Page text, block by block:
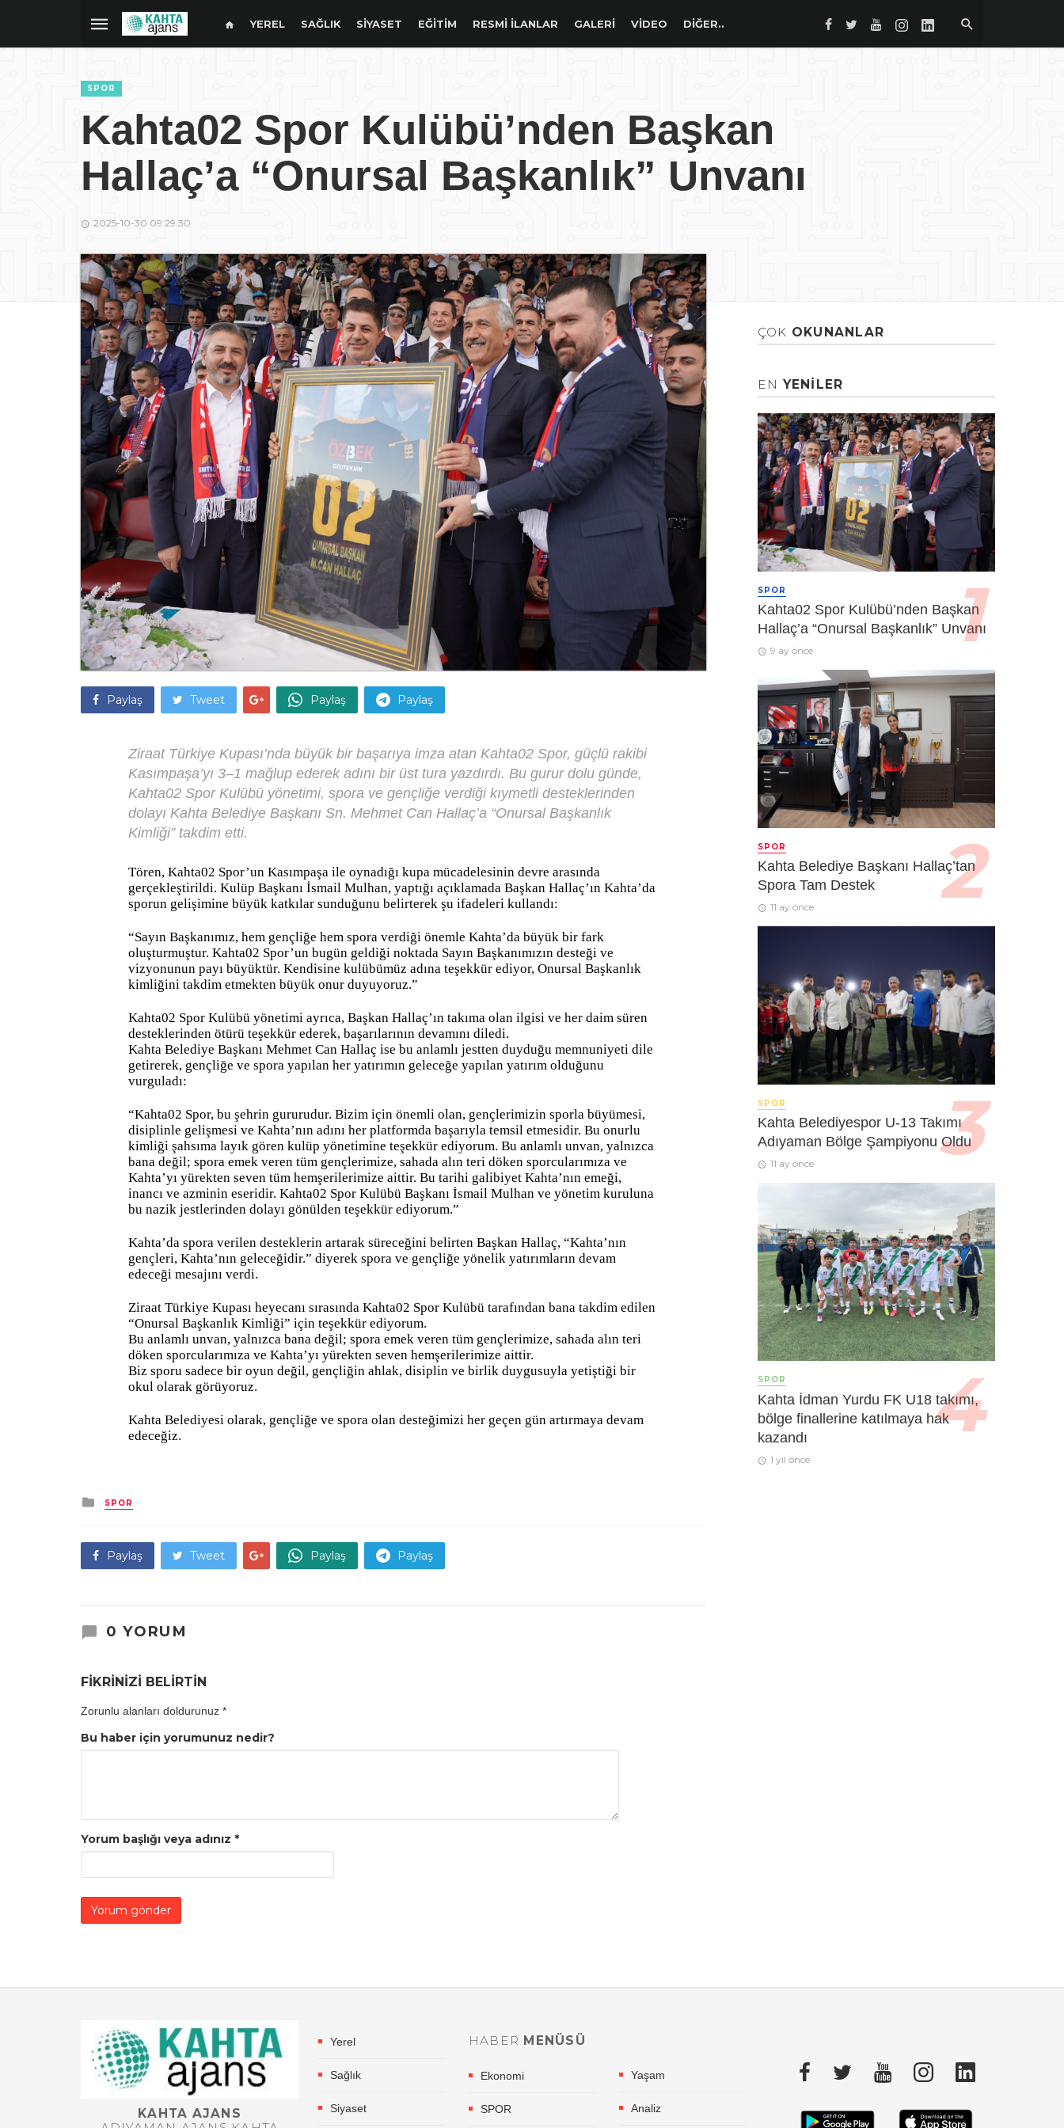
YEREL SAĞLIK SIYASET EĞITIM RESMİ İLANLAR GALERİ VİDEO DİĞER..
SPOR
Kahta02 Spor Kulübü’nden Başkan
Hallaç’a “Onursal Başkanlık” Unvanı
2025-10-30 09:29:30
Paylaş Tweet Paylaş Paylaş
Ziraat Türkiye Kupası’nda büyük bir başarıya imza atan Kahta02 Spor, güçlü rakibi
Kasımpaşa’yı 3–1 mağlup ederek adını bir üst tura yazdırdı. Bu gurur dolu günde,
Kahta02 Spor Kulübü yönetimi, spora ve gençliğe verdiği kıymetli desteklerinden
dolayı Kahta Belediye Başkanı Sn. Mehmet Can Hallaç’a “Onursal Başkanlık
Kimliği” takdim etti.
Tören, Kahta02 Spor’un Kasımpaşa ile oynadığı kupa mücadelesinin devre arasında
gerçekleştirildi. Kulüp Başkanı İsmail Mulhan, yaptığı açıklamada Başkan Hallaç’ın Kahta’da
sporun gelişimine büyük katkılar sunduğunu belirterek şu ifadeleri kullandı:
“Sayın Başkanımız, hem gençliğe hem spora verdiği önemle Kahta’da büyük bir fark
oluşturmuştur. Kahta02 Spor’un bugün geldiği noktada Sayın Başkanımızın desteği ve
vizyonunun payı büyüktür. Kendisine kulübümüz adına teşekkür ediyor, Onursal Başkanlık
kimliğini takdim etmekten büyük onur duyuyoruz.”
Kahta02 Spor Kulübü yönetimi ayrıca, Başkan Hallaç’ın takıma olan ilgisi ve her daim süren
desteklerinden ötürü teşekkür ederek, başarılarının devamını diledi.
Kahta Belediye Başkanı Mehmet Can Hallaç ise bu anlamlı jestten duyduğu memnuniyeti dile
getirerek, gençliğe ve spora yapılan her yatırımın geleceğe yapılan yatırım olduğunu
vurguladı:
“Kahta02 Spor, bu şehrin gururudur. Bizim için önemli olan, gençlerimizin sporla büyümesi,
disiplinle gelişmesi ve Kahta’nın adını her platformda başarıyla temsil etmesidir. Bu onurlu
kimliği şahsıma layık gören kulüp yönetimine teşekkür ediyorum. Bu anlamlı unvan, yalnızca
bana değil; spora emek veren tüm gençlerimize, sahada alın teri döken sporcularımıza ve
Kahta’yı yürekten seven tüm hemşerilerimize aittir. Bu tarihi galibiyet Kahta’nın emeği,
inancı ve azminin eseridir. Kahta02 Spor Kulübü Başkanı İsmail Mulhan ve yönetim kuruluna
bu nazik jestlerinden dolayı gönülden teşekkür ediyorum.”
Kahta’da spora verilen desteklerin artarak süreceğini belirten Başkan Hallaç, “Kahta’nın
gençleri, Kahta’nın geleceğidir.” diyerek spora ve gençliğe yönelik yatırımların devam
edeceği mesajını verdi.
Ziraat Türkiye Kupası heyecanı sırasında Kahta02 Spor Kulübü tarafından bana takdim edilen
“Onursal Başkanlık Kimliği” için teşekkür ediyorum.
Bu anlamlı unvan, yalnızca bana değil; spora emek veren tüm gençlerimize, sahada alın teri
döken sporcularımıza ve Kahta’yı yürekten seven hemşerilerimize aittir.
Biz sporu sadece bir oyun değil, gençliğin ahlak, disiplin ve birlik duygusuyla yetiştiği bir
okul olarak görüyoruz.
Kahta Belediyesi olarak, gençliğe ve spora olan desteğimizi her geçen gün artırmaya devam
edeceğiz.
Kategori
SPOR
Paylaş Tweet Paylaş Paylaş
0 YORUM
FİKRİNİZİ BELİRTİN
Zorunlu alanları doldurunuz *
Bu haber için yorumunuz nedir?
Yorum başlığı veya adınız *
ÇOK OKUNANLAR
EN YENILER
SPOR
Kahta02 Spor Kulübü’nden Başkan
Hallaç’a “Onursal Başkanlık” Unvanı
9 ay önce
SPOR
Kahta Belediye Başkanı Hallaç’tan
Spora Tam Destek
11 ay önce
SPOR
Kahta Belediyespor U-13 Takımı
Adıyaman Bölge Şampiyonu Oldu
11 ay önce
SPOR
Kahta İdman Yurdu FK U18 takımı,
bölge finallerine katılmaya hak
kazandı
1 yıl önce
KAHTA AJANS
Yerel
Sağlık
Siyaset
HABER MENÜSÜ
Ekonomi
SPOR
Yaşam
Analiz